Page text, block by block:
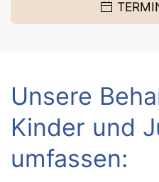
Unsere
Kinder und
umfassen: